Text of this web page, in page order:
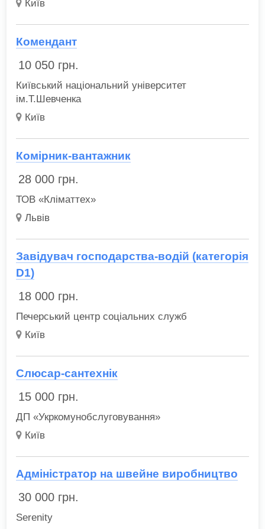
Київ
Комендант
10 050 грн.
Київський національний університет
ім.Т.Шевченка
Київ
Комірник-вантажник
28 000 грн.
ТОВ «Кліматтех»
Львів
Завідувач господарства-водій (категорія
D1)
18 000 грн.
Печерський центр соціальних служб
Київ
Слюсар-сантехнік
15 000 грн.
ДП «Укркомунобслуговування»
Київ
Адміністратор на швейне виробництво
30 000 грн.
Serenity